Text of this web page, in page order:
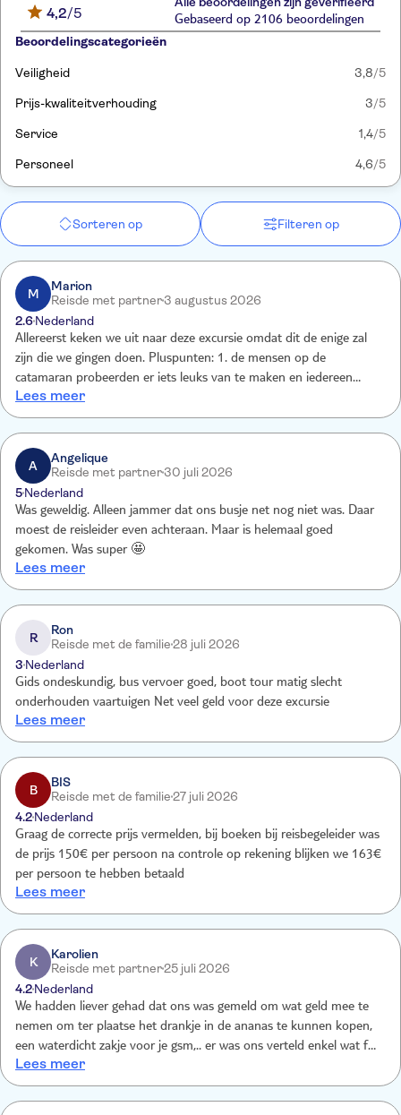
4,2/5
Gebaseerd op 2106 beoordelingen
Beoordelingscategorieën
Veiligheid 3,8/5
Prijs-kwaliteitverhouding 3/5
Service 1,4/5
Personeel 4,6/5
Sorteren op Filteren op
M
Marion
Reisde met partner3 augustus 2026
2.6Nederland
Allereerst keken we uit naar deze excursie omdat dit de enige zal
zijn die we gingen doen. Pluspunten: 1. de mensen op de
catamaran probeerden er iets leuks van te maken en iedereen
daarbij te betrekken 2. Het strand op Saona Island zag er mooi uit.
Minpunten: 1. Begeleiding sprak alleen in de bus en verder floot ze
alleen op haar fluitje als we iets moesten doen. 2. Bijna een
vechtpartij in de bus op de heenweg 3. Onweer wat gevaarlijk is op
zee. 4. Te druk op de boot 5. Lunch, vlees rauw
Lees meer
A
Angelique
Reisde met partner30 juli 2026
5Nederland
Was geweldig. Alleen jammer dat ons busje net nog niet was. Daar
moest de reisleider even achteraan. Maar is helemaal goed
gekomen. Was super 🤩
Lees meer
R
Ron
Reisde met de familie28 juli 2026
3 Nederland
Gids ondeskundig, bus vervoer goed, boot tour matig slecht
onderhouden vaartuigen Net veel geld voor deze excursie
Lees meer
B
BIS
Reisde met de familie27 juli 2026
4.2Nederland
Graag de correcte prijs vermelden, bij boeken bij reisbegeleider was
de prijs 150€ per persoon na controle op rekening blijken we 163€
per persoon te hebben betaald
Lees meer
K
Karolien
Reisde met partner25 juli 2026
4.2Nederland
We hadden liever gehad dat ons was gemeld om wat geld mee te
nemen om ter plaatse het drankje in de ananas te kunnen kopen,
een waterdicht zakje voor je gsm,.. er was ons verteld enkel wat fooi
mee te nemen. Dit vonden we wel jammer dat we dus niet
voldoende bij hadden. Catamaran was aangenaam door de muziek,
entertainment en eten. Speedboot was zeer vlot en goed dat dit in
Lees meer